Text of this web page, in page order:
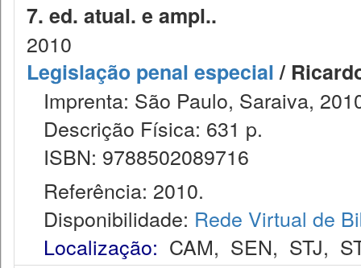
7. ed. atual. e ampl..
2010
Legislação penal especial/
Imprenta: São Paulo, Saraiva,
Descrição Física: 631 p.
ISBN: 9788502089716
Referência: 2010.
Disponibilidade: Rede Virtual de
Localização: CAM, SEN, STJ,